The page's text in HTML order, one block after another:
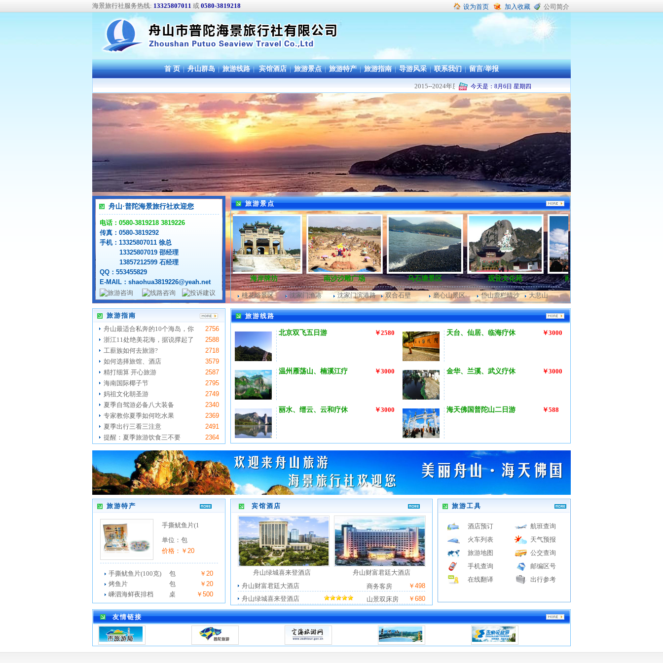
海景旅行社服务热线: 13325807011 或 0580-3819218 设为首页 加入收藏 公司简介
首 页 | 舟山群岛 | 旅游线路 | 宾馆酒店 | 旅游景点 | 旅游特产 | 旅游指南 | 导游风采 | 联系我们 | 留言/举报
2015--2024年度舟山市本级及普陀区机关企事业单位职工疗休养承办旅行社
今天是： 8月 6日 星期四
舟山·普陀海景旅行社欢迎您
电话：0580-3819218 3819226
传真：0580-3819292
手机：13325807011 徐总
13325807019 邵经理
13857212599 石经理
QQ：553455829
E-MAIL：shaohua3819226@yeah.net
旅游景点
嵊泗基湖沙滩 不肯去观音院 海岸牌坊 南沙沙雕广场 乌石塘景区 观音文化苑 南海观音铜像
桃花峪景区 沈家门渔港 沈家门滨港路 双合石壁 磨心山景区 岱山鹿栏晴沙 大悲山
旅游指南
舟山最适合私奔的10个海岛，你
2756
浙江11处绝美花海，据说撑起了
2588
工薪族如何去旅游?
2718
如何选择旅馆、酒店
3579
精打细算 开心旅游
2587
海南国际椰子节
2795
妈祖文化朝圣游
2749
夏季自驾游必备八大装备
2340
专家教你夏季如何吃水果
2369
夏季出行三看三注意
2491
提醒：夏季旅游饮食三不要
2364
旅游线路
北京双飞五日游 ￥2580 天台、仙居、临海疗休 ￥3000
温州雁荡山、楠溪江疗 ￥3000 金华、兰溪、武义疗休 ￥3000
丽水、缙云、云和疗休 ￥3000 海天佛国普陀山二日游 ￥588
旅游特产
手撕鱿鱼片(1
单位：包
价格：￥20
手撕鱿鱼片(100克) 包
￥20
烤鱼片
包
￥20
嵊泗海鲜夜排档
桌 ￥500
宾馆酒店
舟山绿城喜来登酒店
舟山财富君廷大酒店
舟山财富君廷大酒店
商务客房
￥498
舟山绿城喜来登酒店
山景双床房 ￥680
旅游工具
酒店预订
航班查询
火车列表
天气预报
旅游地图
公交查询
手机查询
邮编区号
在线翻译
出行参考
友情链接